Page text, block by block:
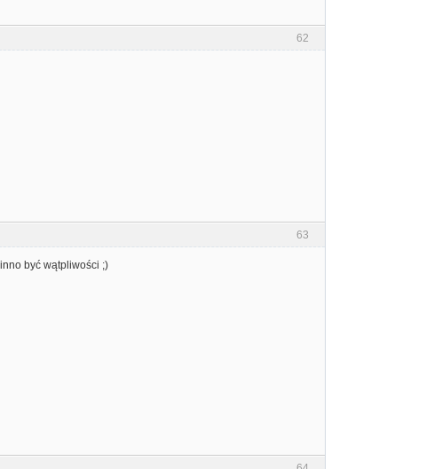
62
63
być wątpliwości ;)